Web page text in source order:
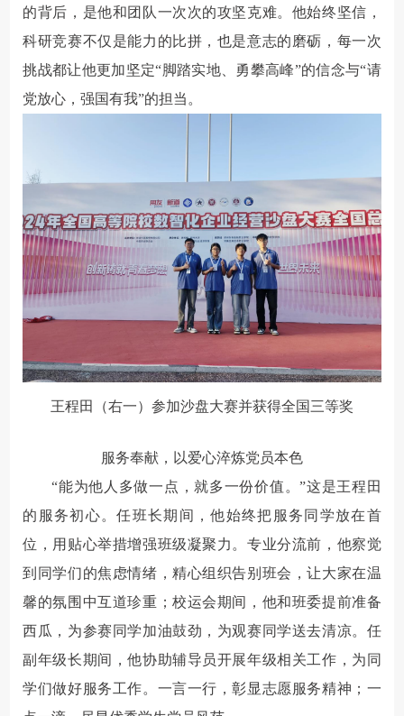
的背后，是他和团队一次次的攻坚克难。 他始终坚信，
科研竞赛不仅是能力的比拼，也是意志的磨砺，每一次
挑战都让他更加坚定“脚踏实地、勇攀高峰”的信念与“请
党放心，强国有我”的担当。
王程田（右一）参加沙盘大赛并获得全国三等奖
服务奉献，以爱心淬炼党员本色
“能为他人多做一点，就多一份价值。”这是王程田
的服务初心。任班长期间，他始终把服务同学放在首
位，用贴心举措增强班级凝聚力。专业分流前，他察觉
到同学们的焦虑情绪，精心组织告别班会，让大家在温
馨的氛围中互道珍重；校运会期间，他和班委提前准备
西瓜，为参赛同学加油鼓劲，为观赛同学送去清凉。任
副年级长期间，他协助辅导员开展年级相关工作，为同
学们做好服务工作。 一言一行，彰显志愿服务精神；一